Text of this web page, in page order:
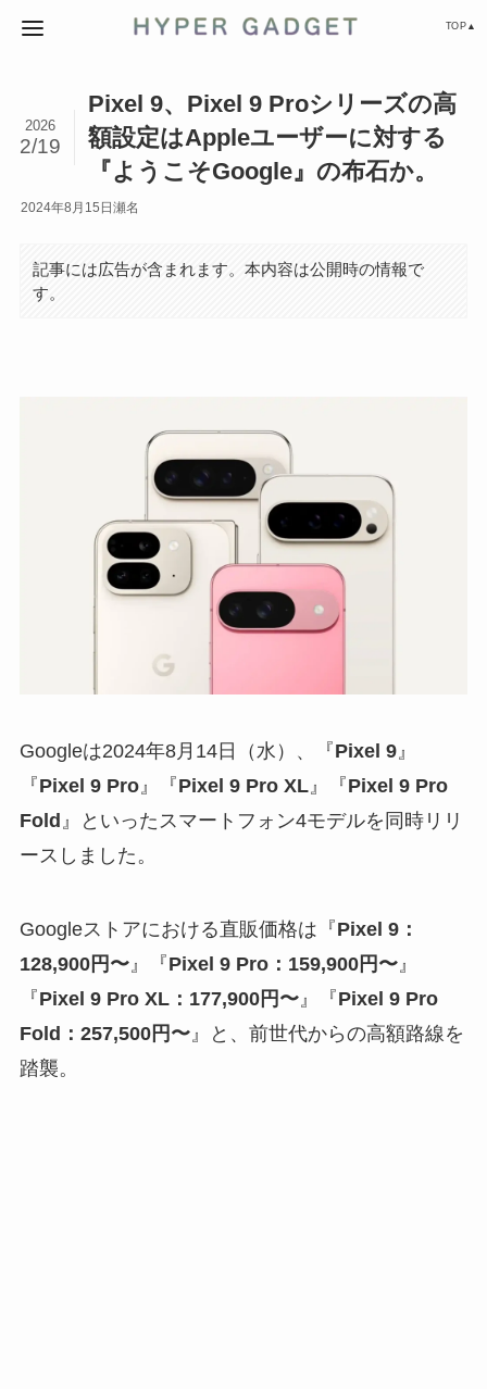
TOP▲
Pixel 9、Pixel 9 Proシリーズの高
額設定はAppleユーザーに対する
『ようこそGoogle』の布石か。
2026
2/19
2024年8月15日 瀬名
記事には広告が含まれます。本内容は公開時の情報で
す。
Googleは2024年8月14日（水）、『Pixel 9』
『Pixel 9 Pro』『Pixel 9 Pro XL』『Pixel 9 Pro
Fold 』といったスマートフォン4モデルを同時リリ
ースしました。
Googleストアにおける直販価格は『Pixel 9：
128,900円〜』『Pixel 9 Pro：159,900円〜』
『Pixel 9 Pro XL：177,900円〜』『Pixel 9 Pro
Fold：257,500円〜』と、前世代からの高額路線を
踏襲。